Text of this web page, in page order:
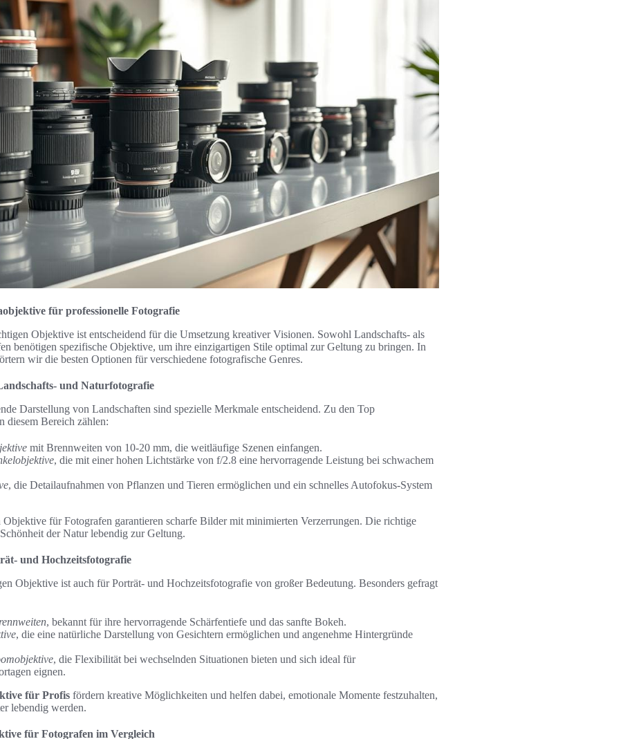
für professionelle Fotografie
Objektive ist entscheidend für die Umsetzung kreativer Visionen. Sowohl Landschafts- als
benötigen spezifische Objektive, um ihre einzigartigen Stile optimal zur Geltung zu bringen. In
wir die besten Optionen für verschiedene fotografische Genres.
und Naturfotografie
Darstellung von Landschaften sind spezielle Merkmale entscheidend. Zu den Top
diesem Bereich zählen:
mit Brennweiten von 10-20 mm, die weitläufige Szenen einfangen.
, die mit einer hohen Lichtstärke von f/2.8 eine hervorragende Leistung bei schwachem
, die Detailaufnahmen von Pflanzen und Tieren ermöglichen und ein schnelles Autofokus-System
für Fotografen garantieren scharfe Bilder mit minimierten Verzerrungen. Die richtige
der Natur lebendig zur Geltung.
und Hochzeitsfotografie
Objektive ist auch für Porträt- und Hochzeitsfotografie von großer Bedeutung. Besonders gefragt
, bekannt für ihre hervorragende Schärfentiefe und das sanfte Bokeh.
, die eine natürliche Darstellung von Gesichtern ermöglichen und angenehme Hintergründe
, die Flexibilität bei wechselnden Situationen bieten und sich ideal für
eignen.
für Profis fördern kreative Möglichkeiten und helfen dabei, emotionale Momente festzuhalten,
lebendig werden.
für Fotografen im Vergleich